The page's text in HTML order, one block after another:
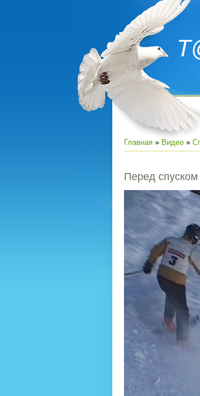
Главная » Видео »
Перед спуском